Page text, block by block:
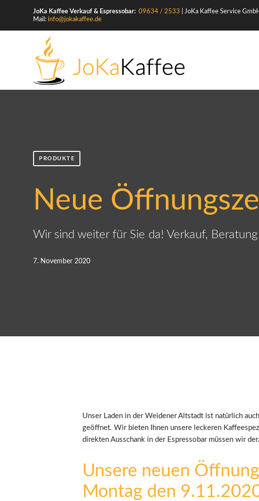
JoKa Kaffee Verkauf & Espressobar: 09634 / 2533 |JoKa Kaffee Service
Mail: info@jokakaffee.de
PRODUKTE
Neue
Wir sind weiter für Sie da! Verkauf,
7. November 2020
Unser Laden in der Weidener Altstadt ist natürlich
geöffnet. Wir bieten Ihnen unsere leckeren
direkten Ausschank in der Espressobar müssen wir
Unsere neuen
Montag den